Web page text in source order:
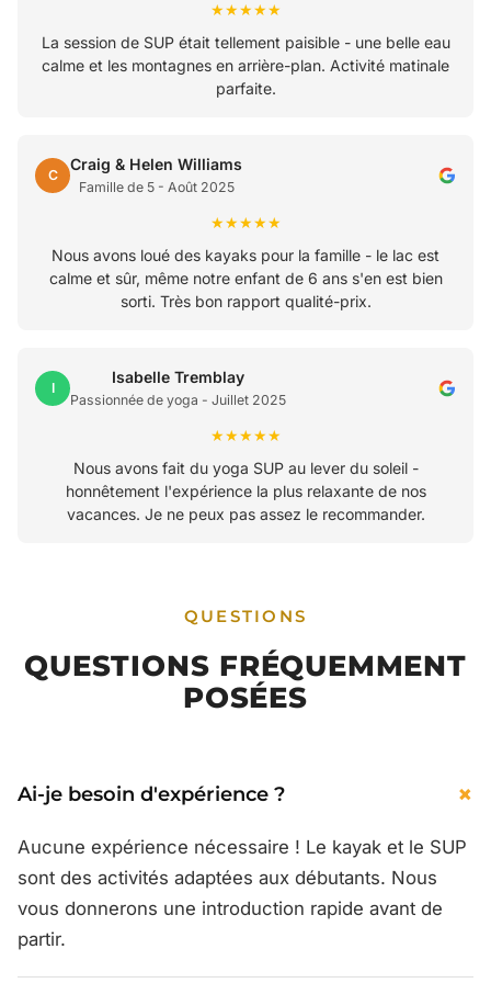
★★★★★
La session de SUP était tellement paisible - une belle eau
calme et les montagnes en arrière-plan. Activité matinale
parfaite.
C
Craig & Helen Williams
Famille de 5 - Août 2025
★★★★★
Nous avons loué des kayaks pour la famille - le lac est
calme et sûr, même notre enfant de 6 ans s'en est bien
sorti. Très bon rapport qualité-prix.
I
Isabelle Tremblay
Passionnée de yoga - Juillet 2025
★★★★★
Nous avons fait du yoga SUP au lever du soleil -
honnêtement l'expérience la plus relaxante de nos
vacances. Je ne peux pas assez le recommander.
QUESTIONS
QUESTIONS FRÉQUEMMENT
POSÉES
Ai-je besoin d'expérience ? +
Aucune expérience nécessaire ! Le kayak et le SUP
sont des activités adaptées aux débutants. Nous
vous donnerons une introduction rapide avant de
partir.